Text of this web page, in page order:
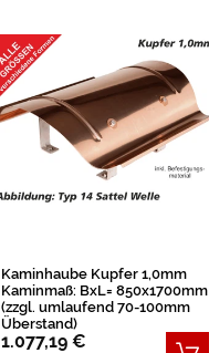
Kaminhaube Kupfer 1,0mm
Kaminmaß: BxL= 850x1700mm
(zzgl. umlaufend 70-100mm
Überstand)
1.077,19 €